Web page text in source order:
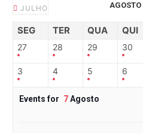
JULHO AGOSTO
SEG TER QUA QUI
27 28 29 30
3 4 5 6
Events for 7Agosto